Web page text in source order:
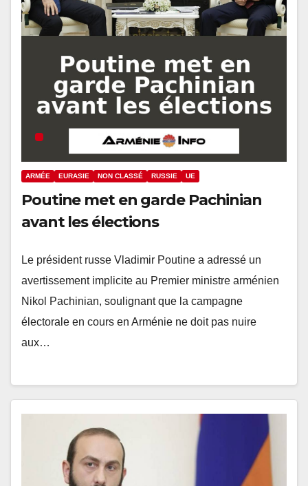
ARMÉE EURASIE NON CLASSÉ RUSSIE UE
Poutine met en garde Pachinian
avant les élections
Le président russe Vladimir Poutine a adressé un
avertissement implicite au Premier ministre arménien
Nikol Pachinian, soulignant que la campagne
électorale en cours en Arménie ne doit pas nuire
aux…